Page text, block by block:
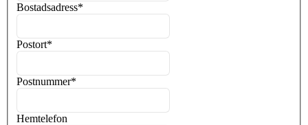
Bostadsadress*
Postort*
Postnummer*
Hemtelefon